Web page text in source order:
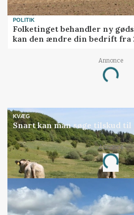
POLITIK
Folketinget behandler ny
kan den ændre din bedrift fra
Annonce
Loading...
KVÆG
Snart kan man søge tilskud
Annonce